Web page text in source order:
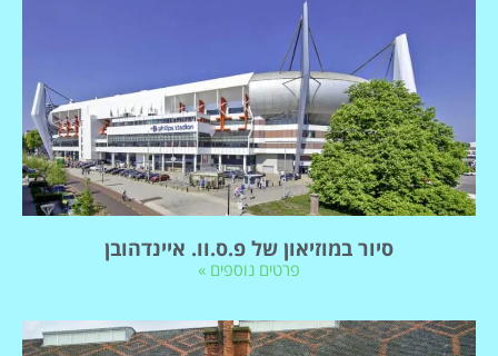
סיור במוזיאון של פ.ס.וו. איינדהובן
פרטים נוספים »